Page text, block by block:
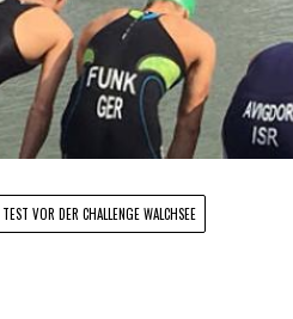
VOR DER CHALLENGE WALCHSEE